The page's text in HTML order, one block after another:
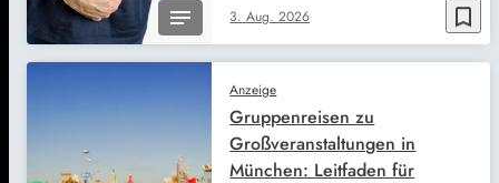
bookmark_border
3. Aug. 2026
Anzeige
Gruppenreisen zu
Großveranstaltungen in
München: Leitfaden für